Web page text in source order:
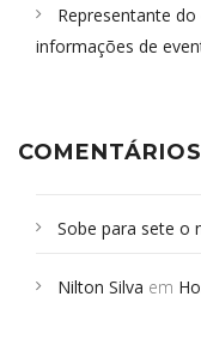
Representante
informações de
COMENTÁRIOS
Sobe para sete o
Campoformosenses
Nilton Silva em